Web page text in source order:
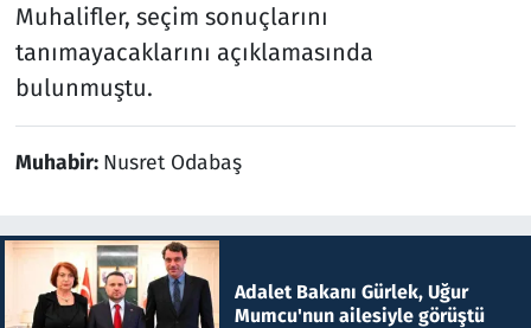
Muhalifler, seçim sonuçlarını
tanımayacaklarını açıklamasında
bulunmuştu.
Muhabir: Nusret Odabaş
Adalet Bakanı Gürlek, Uğur
Mumcu'nun ailesiyle görüştü